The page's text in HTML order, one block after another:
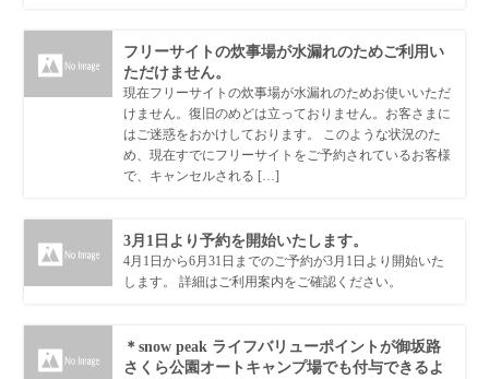
フリーサイトの炊事場が水漏れのためご利用い
ただけません。
現在フリーサイトの炊事場が水漏れのためお使いいただ
けません。復旧のめどは立っておりません。お客さまに
はご迷惑をおかけしております。 このような状況のた
め、現在すでにフリーサイトをご予約されているお客様
で、キャンセルされる […]
3月1日より予約を開始いたします。
4月1日から6月31日までのご予約が3月1日より開始いた
します。 詳細はご利用案内をご確認ください。
＊snow peak ライフバリューポイントが御坂路
さくら公園オートキャンプ場でも付与できるよ